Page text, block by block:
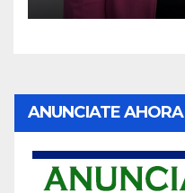
ANUNCIATE AHORA